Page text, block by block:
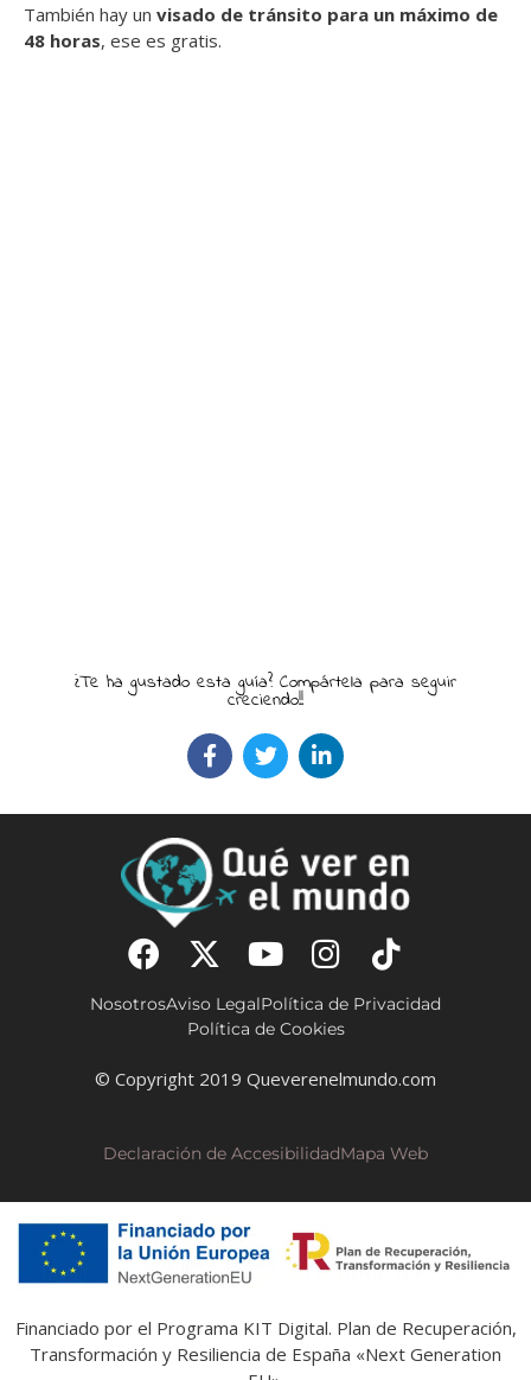
También hay un visado de tránsito para un máximo de
48 horas, ese es gratis.
¿Te ha gustado esta guía? Compártela para seguir
creciendo!!
NosotrosAviso LegalPolítica de Privacidad
Política de Cookies
© Copyright 2019 Queverenelmundo.com
Declaración de AccesibilidadMapa Web
Financiado por el Programa KIT Digital. Plan de Recuperación,
Transformación y Resiliencia de España «Next Generation